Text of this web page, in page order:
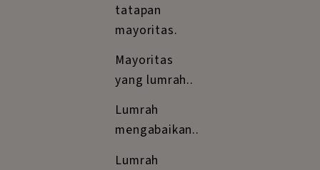
tatapan
mayoritas.
Mayoritas
yang lumrah..
Lumrah
mengabaikan..
Lumrah